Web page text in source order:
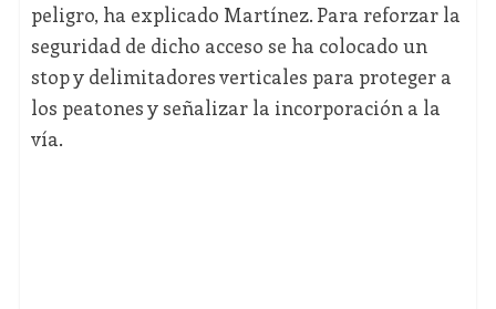
peligro, ha explicado Martínez. Para reforzar la
seguridad de dicho acceso se ha colocado un
stop y delimitadores verticales para proteger a
los peatones y señalizar la incorporación a la
vía.